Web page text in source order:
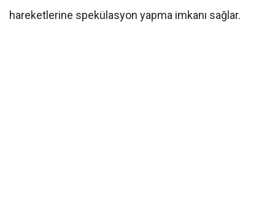
hareketlerine spekülasyon yapma imkanı sağlar.